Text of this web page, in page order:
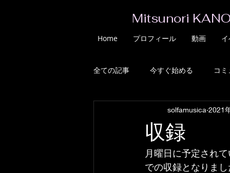
Mitsunori
Home プロフィール 動画
全ての記事 今すぐ始める コ
収録
solfamusica 2021
月曜日に予定され
での収録となりま